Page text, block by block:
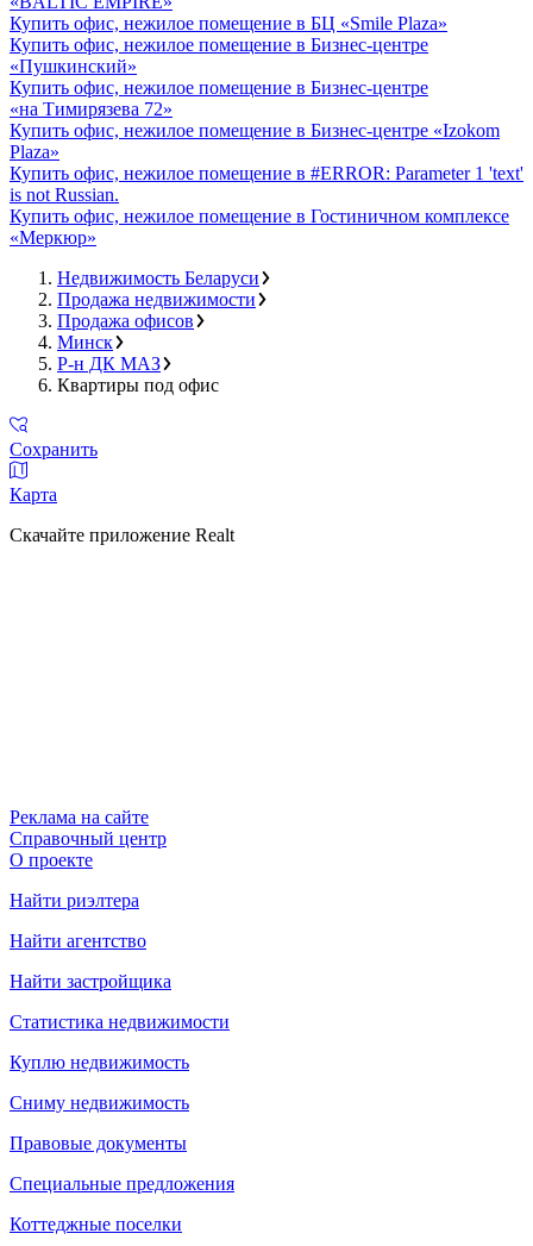
Купить офис, нежилое помещение в БЦ «Smile Plaza»
Купить офис, нежилое помещение в Бизнес-центре
«Пушкинский»
Купить офис, нежилое помещение в Бизнес-центре
«на Тимирязева 72»
Купить офис, нежилое помещение в Бизнес-центре «Izokom
Plaza»
Купить офис, нежилое помещение в #ERROR: Parameter 1 'text'
is not Russian.
Купить офис, нежилое помещение в Гостиничном комплексе
«Меркюр»
Недвижимость Беларуси
Продажа недвижимости
Продажа офисов
Минск
Р-н ДК МАЗ
Квартиры под офис
Сохранить
Карта
Скачайте приложение Realt
Реклама на сайте
Справочный центр
О проекте
Найти риэлтера
Найти агентство
Найти застройщика
Статистика недвижимости
Куплю недвижимость
Сниму недвижимость
Правовые документы
Специальные предложения
Коттеджные поселки